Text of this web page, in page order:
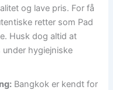
og lave pris. For få
retter som Pad
Husk dog altid at
under hygiejniske
Bangkok er kendt for